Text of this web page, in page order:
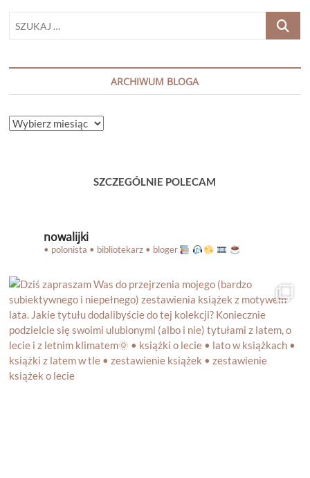
SZUKAJ
ARCHIWUM BLOGA
ARCHIWUM
SZCZEGÓLNIE POLECAM
nowalijki
• polonista • bibliotekarz • bloger